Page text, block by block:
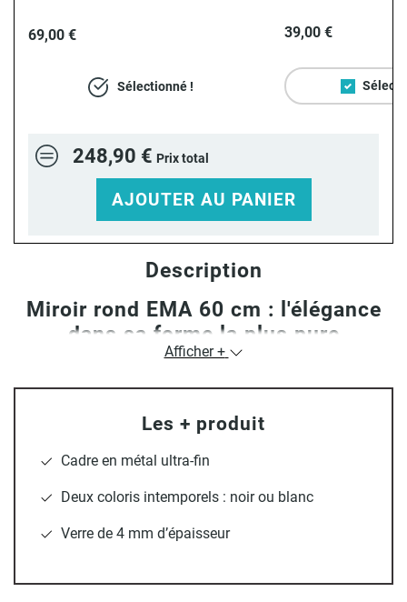
69,00 €
Sélectionné !
39,00 €
248,90 € Prix total
AJOUTER AU PANIER
Description
Miroir rond EMA 60 cm : l'élégance
dans sa forme la plus pure
60x60 cm. Sondesign minimaliste
entière. Disponible ennoir mat
facilement dans tous les univers, du contemporain au
format rond
pièce tout en créant une impression d’espace et de
Afficher +
Les + produit
Cadre en métal ultra-fin
Deux coloris intemporels : noir ou blanc
Verre de 4 mm d’épaisseur